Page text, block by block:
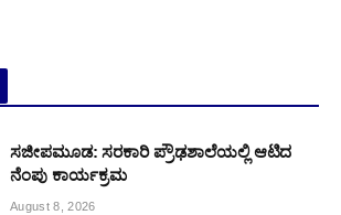
ಸಜೀಪಮೂಡ: ಸರಕಾರಿ ಪ್ರೌಢಶಾಲೆಯಲ್ಲಿ ಆಟಿದ
ನೆಂಪು ಕಾರ್ಯಕ್ರಮ
August 8, 2026